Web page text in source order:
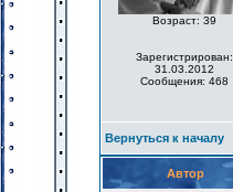
Возраст: 39
Зарегистрирован:
31.03.2012
Сообщения: 468
Вернуться к началу
Автор